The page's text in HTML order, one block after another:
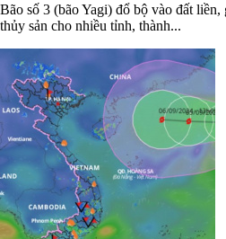
Bão số 3 (bão Yagi) đổ bộ vào đất
thủy sản cho nhiều tỉnh, thành...